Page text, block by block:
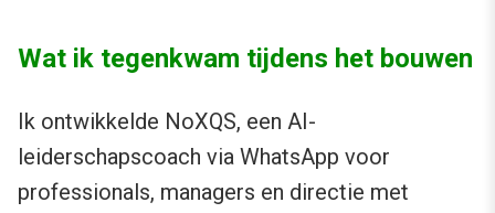
Wat ik tegenkwam tijdens het bouwen
Ik ontwikkelde NoXQS, een AI-
leiderschapscoach via WhatsApp voor
professionals, managers en directie met